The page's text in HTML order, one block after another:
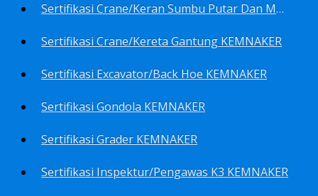
Sertifikasi Crane/Keran Sumbu Putar Dan Mesin Pancang KEMNAKER
Sertifikasi Crane/Kereta Gantung KEMNAKER
Sertifikasi Excavator/Back Hoe KEMNAKER
Sertifikasi Gondola KEMNAKER
Sertifikasi Grader KEMNAKER
Sertifikasi Inspektur/Pengawas K3 KEMNAKER